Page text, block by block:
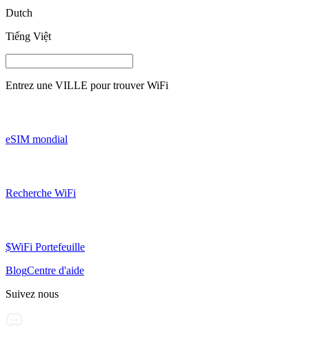
Dutch
Tiếng Việt
Entrez une VILLE pour trouver WiFi
eSIM mondial
Recherche WiFi
$WiFi Portefeuille
BlogCentre d'aide
Suivez nous